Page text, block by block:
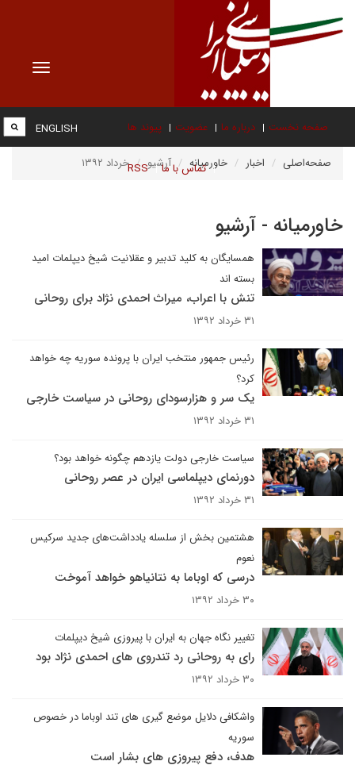
Toggle
صفحه نخست درباره ما عضویت پیوند ها
تماس با ما RSS
ENGLISH
صفحه‌اصلی اخبار خاورمیانه آرشیو خرداد ۱۳۹۲
خاورمیانه - آرشیو
همسایگان به کلید تدبیر و عقلانیت شیخ دیپلمات امید
بسته اند
تنش با اعراب، میراث احمدی نژاد برای روحانی
۳۱ خرداد ۱۳۹۲
رئیس جمهور منتخب ایران با پرونده سوریه چه خواهد
کرد؟
یک سر و هزارسودای روحانی در سیاست خارجی
۳۱ خرداد ۱۳۹۲
سیاست خارجی دولت یازدهم چگونه خواهد بود؟
دورنمای دیپلماسی ایران در عصر روحانی
۳۱ خرداد ۱۳۹۲
هشتمین بخش از سلسله یادداشت‌های جدید سرکیس
نعوم
درسی که اوباما به نتانیاهو خواهد آموخت
۳۰ خرداد ۱۳۹۲
تغییر نگاه جهان به ایران با پیروزی شیخ دیپلمات
رای به روحانی رد تندروی های احمدی نژاد بود
۳۰ خرداد ۱۳۹۲
واشکافی دلایل موضع گیری های تند اوباما در خصوص
سوریه
هدف، دفع پیروزی های بشار است